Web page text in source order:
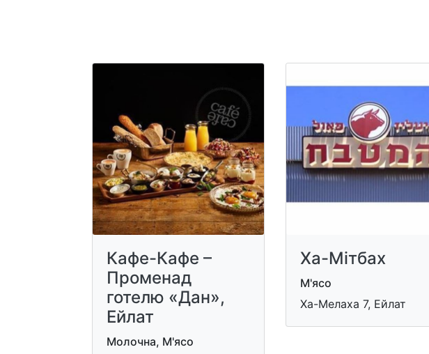
Кафе-Кафе –
Променад
готелю «Дан»,
Ейлат
Молочна, М'ясо
Ха-Мітбах
М'ясо
Ха-Мелаха 7, Ейлат